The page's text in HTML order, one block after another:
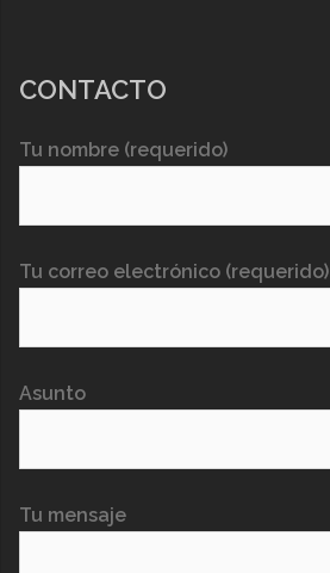
CONTACTO
Tu nombre (requerido)
Tu correo electrónico (requerido)
Asunto
Tu mensaje